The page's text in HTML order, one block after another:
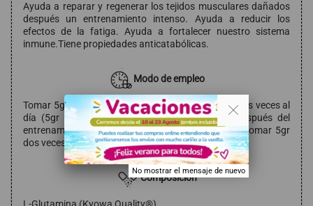
Ayuda a reparar y regenerar los tejidos musculares dañados
después un entrenamiento intenso. Ayuda a reducir los
efectos de la fatiga. Ayuda a fortalecer nuestro sistema
inmune.Tiene propiedades anticatabólicas.
Modo de empleo
Tomar 5gr (1 dosificador) en 100-150ml de agua dos veces al
día (5gr 30 minutos antes de entrenar y 5gr después del
entrenamiento). En los días de no entrenamiento, tomar 5gr
dos veces al día con el estómago vacío.
Composición
. .
No mostrar el mensaje de nuevo